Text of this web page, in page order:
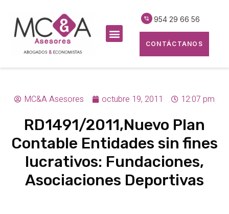
954 29 66 56
CONTÁCTANOS
MC&A Asesores octubre 19, 2011 12:07 pm
RD1491/2011,Nuevo Plan
Contable Entidades sin fines
lucrativos: Fundaciones,
Asociaciones Deportivas